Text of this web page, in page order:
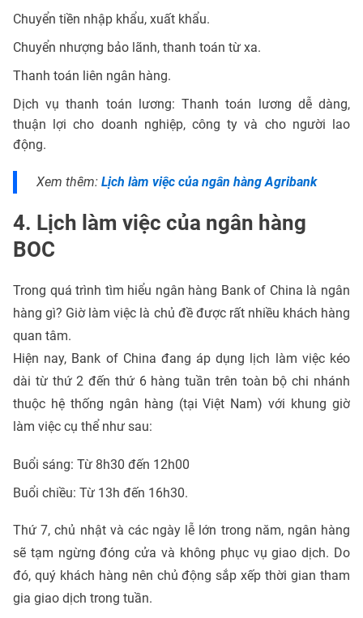
Chuyển tiền nhập khẩu, xuất khẩu.
Chuyển nhượng bảo lãnh, thanh toán từ xa.
Thanh toán liên ngân hàng.
Dịch vụ thanh toán lương: Thanh toán lương dễ dàng,
thuận lợi cho doanh nghiệp, công ty và cho người lao
động.
Xem thêm: Lịch làm việc của ngân hàng Agribank
4. Lịch làm việc của ngân hàng
BOC
Trong quá trình tìm hiểu ngân hàng Bank of China là ngân
hàng gì? Giờ làm việc là chủ đề được rất nhiều khách hàng
quan tâm.
Hiện nay, Bank of China đang áp dụng lịch làm việc kéo
dài từ thứ 2 đến thứ 6 hàng tuần trên toàn bộ chi nhánh
thuộc hệ thống ngân hàng (tại Việt Nam) với khung giờ
làm việc cụ thể như sau:
Buổi sáng: Từ 8h30 đến 12h00
Buổi chiều: Từ 13h đến 16h30.
Thứ 7, chủ nhật và các ngày lễ lớn trong năm, ngân hàng
sẽ tạm ngừng đóng cửa và không phục vụ giao dịch. Do
đó, quý khách hàng nên chủ động sắp xếp thời gian tham
gia giao dịch trong tuần.